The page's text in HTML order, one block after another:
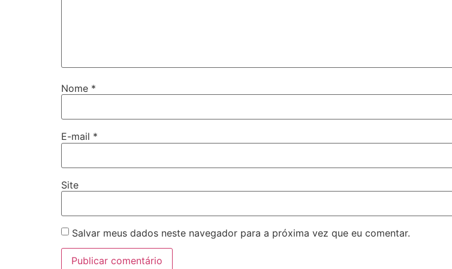
Nome *
E-mail *
Site
Salvar meus dados neste navegador para a próxima vez que eu comentar.